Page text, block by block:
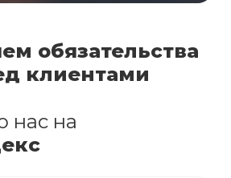
обязательства
клиентами
нас на